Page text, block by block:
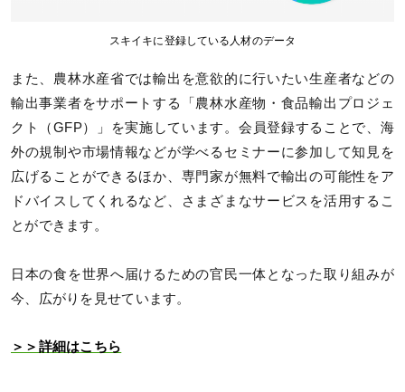
スキイキに登録している人材のデータ
また、農林水産省では輸出を意欲的に行いたい生産者などの
輸出事業者をサポートする「農林水産物・食品輸出プロジェ
クト（GFP）」を実施しています。会員登録することで、海
外の規制や市場情報などが学べるセミナーに参加して知見を
広げることができるほか、専門家が無料で輸出の可能性をア
ドバイスしてくれるなど、さまざまなサービスを活用するこ
とができます。
日本の食を世界へ届けるための官民一体となった取り組みが
今、広がりを見せています。
＞＞詳細はこちら